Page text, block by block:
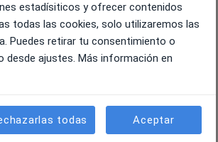
o
luz
estadísiticos y ofrecer contenidos
todas las cookies, solo utilizaremos las
Puedes retirar tu consentimiento o
ajustes. Más información en
todas Aceptar